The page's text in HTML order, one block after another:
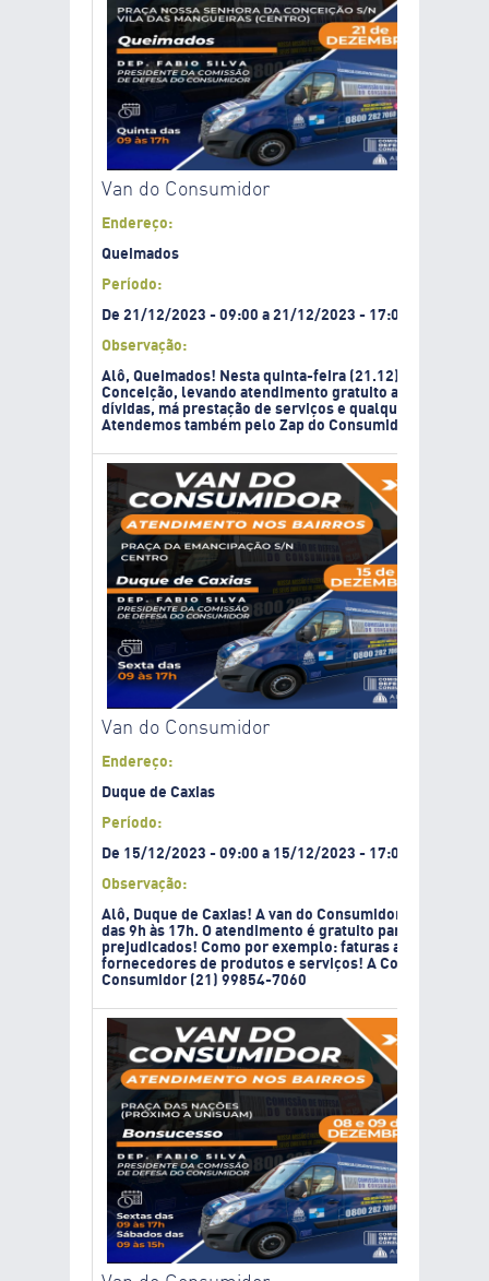
Van do Consumidor
Endereço:
Queimados
Período:
De 21/12/2023 - 09:00 a 21/12/2023 - 17:00
Observação:
Alô, Queimados! Nesta quinta-feira (21.12) a Van do
Conceição, levando atendimento gratuito ao
dívidas, má prestação de serviços e qualquer
Atendemos também pelo Zap do Consumidor (21)
Van do Consumidor
Endereço:
Duque de Caxias
Período:
De 15/12/2023 - 09:00 a 15/12/2023 - 17:00
Observação:
Alô, Duque de Caxias! A van do Consumidor estará no
das 9h às 17h. O atendimento é gratuito para todos
prejudicados! Como por exemplo: faturas altas sem
fornecedores de produtos e serviços! A Codecon
Consumidor (21) 99854-7060